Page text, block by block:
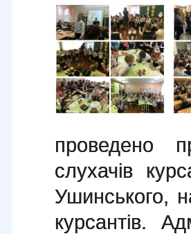
проведено
слухачів
Ушинського,
курсантів.